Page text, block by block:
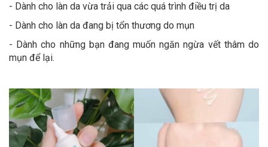
- Dành cho làn da vừa trải qua các quá trình điều trị da
- Dành cho làn da đang bị tổn thương do mụn
- Dành cho những bạn đang muốn ngăn ngừa vết thâm do
mụn để lại.